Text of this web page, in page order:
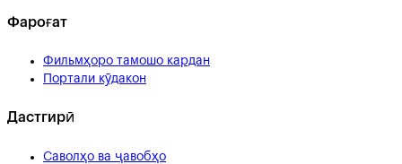
Фароғат
Фильмҳоро тамошо кардан
Портали кӯдакон
Дастгирӣ
Саволҳо ва ҷавобҳо